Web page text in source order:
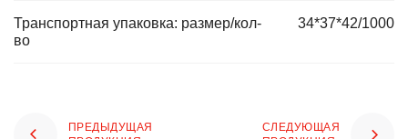
Транспортная упаковка: размер/кол-
во
34*37*42/1000
ПРЕДЫДУЩАЯ
СЛЕДУЮЩАЯ